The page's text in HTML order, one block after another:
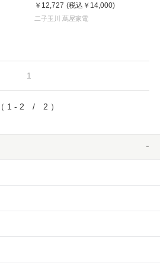
￥12,727 (税込 ￥14,000)
二子玉川 蔦屋家電
1
（ 1 - 2 / 2 ）